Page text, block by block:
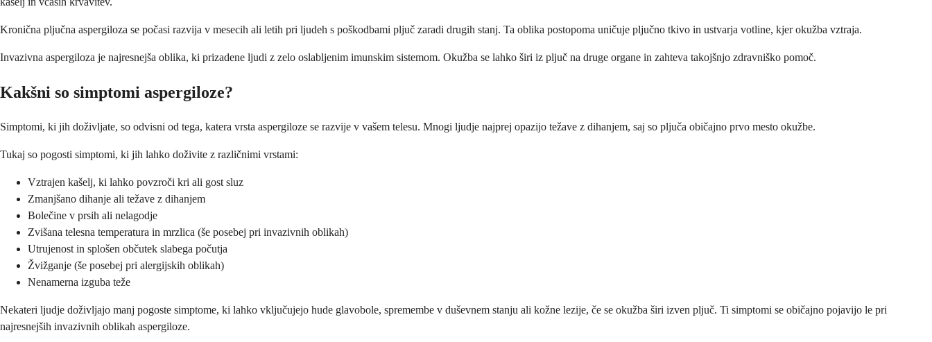
Kronična pljučna aspergiloza se počasi razvija v mesecih ali letih pri ljudeh s poškodbami pljuč zaradi drugih stanj. Ta oblika postopoma uničuje pljučno tkivo in ustvarja votline, kjer okužba vztraja.
Invazivna aspergiloza je najresnejša oblika, ki prizadene ljudi z zelo oslabljenim imunskim sistemom. Okužba se lahko širi iz pljuč na druge organe in zahteva takojšnjo zdravniško pomoč.
Kakšni so simptomi aspergiloze?
Simptomi, ki jih doživljate, so odvisni od tega, katera vrsta aspergiloze se razvije v vašem telesu. Mnogi ljudje najprej opazijo težave z dihanjem, saj so pljuča običajno prvo mesto okužbe.
Tukaj so pogosti simptomi, ki jih lahko doživite z različnimi vrstami:
Vztrajen kašelj, ki lahko povzroči kri ali gost sluz
Zmanjšano dihanje ali težave z dihanjem
Bolečine v prsih ali nelagodje
Zvišana telesna temperatura in mrzlica (še posebej pri invazivnih oblikah)
Utrujenost in splošen občutek slabega počutja
Žvižganje (še posebej pri alergijskih oblikah)
Nenamerna izguba teže
Nekateri ljudje doživljajo manj pogoste simptome, ki lahko vključujejo hude glavobole, spremembe v duševnem stanju ali kožne lezije, če se okužba širi izven pljuč. Ti simptomi se običajno pojavijo le pri
najresnejših invazivnih oblikah aspergiloze.